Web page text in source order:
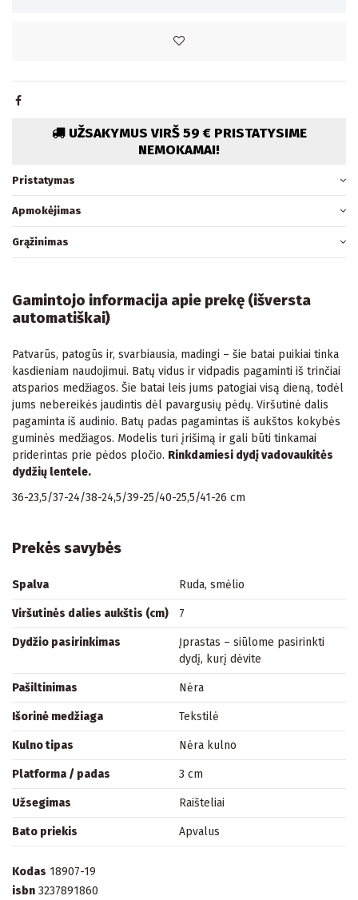
UŽSAKYMUS VIRŠ 59 € PRISTATYSIME
NEMOKAMAI!
Pristatymas
Apmokėjimas
Grąžinimas
Gamintojo informacija apie prekę (išversta
automatiškai)
Patvarūs, patogūs ir, svarbiausia, madingi – šie batai puikiai tinka
kasdieniam naudojimui. Batų vidus ir vidpadis pagaminti iš trinčiai
atsparios medžiagos. Šie batai leis jums patogiai visą dieną, todėl
jums nebereikės jaudintis dėl pavargusių pėdų. Viršutinė dalis
pagaminta iš audinio. Batų padas pagamintas iš aukštos kokybės
guminės medžiagos. Modelis turi įrišimą ir gali būti tinkamai
priderintas prie pėdos pločio. Rinkdamiesi dydį vadovaukitės
dydžių lentele.
36-23,5/37-24/38-24,5/39-25/40-25,5/41-26 cm
Prekės savybės
Spalva Ruda, smėlio
Viršutinės dalies aukštis (cm) 7
Dydžio pasirinkimas
Įprastas – siūlome pasirinkti
dydį, kurį dėvite
Pašiltinimas Nėra
Išorinė medžiaga Tekstilė
Kulno tipas Nėra kulno
Platforma / padas 3 cm
Užsegimas Raišteliai
Bato priekis Apvalus
Kodas 18907-19
isbn 3237891860